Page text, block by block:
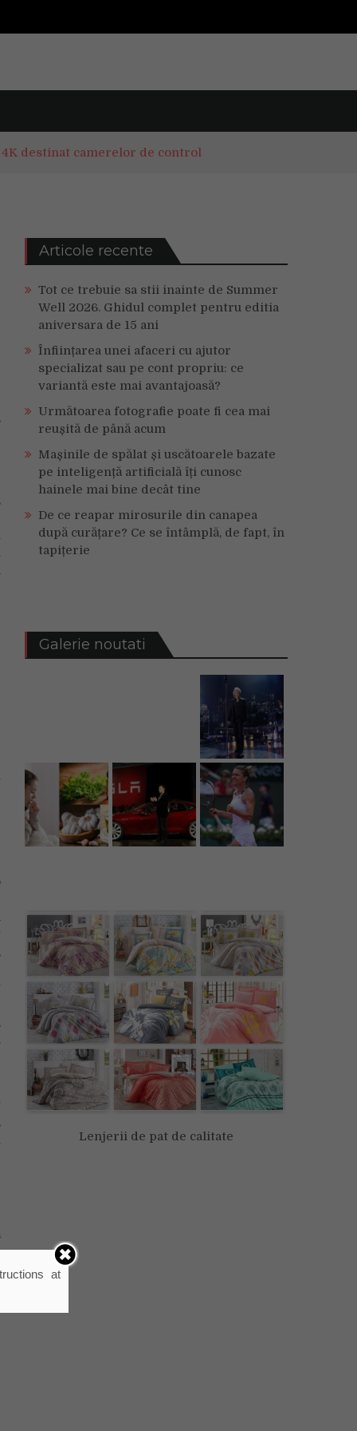
destinat camerelor de control
Articole recente
Tot ce trebuie sa stii inainte de Summer
Well 2026. Ghidul complet pentru editia
aniversara de 15 ani
Înființarea unei afaceri cu ajutor
specializat sau pe cont propriu: ce
variantă este mai avantajoasă?
Următoarea fotografie poate fi cea mai
reușită de până acum
Mașinile de spălat și uscătoarele bazate
pe inteligență artificială îți cunosc
hainele mai bine decât tine
De ce reapar mirosurile din canapea
după curățare? Ce se întâmplă, de fapt, în
tapițerie
Galerie noutati
Lenjerii de pat de calitate
at